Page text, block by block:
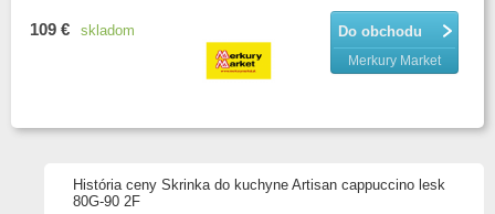
Do obchodu
Merkury Market
109 € skladom
História ceny Skrinka do kuchyne Artisan cappuccino lesk
80G-90 2F